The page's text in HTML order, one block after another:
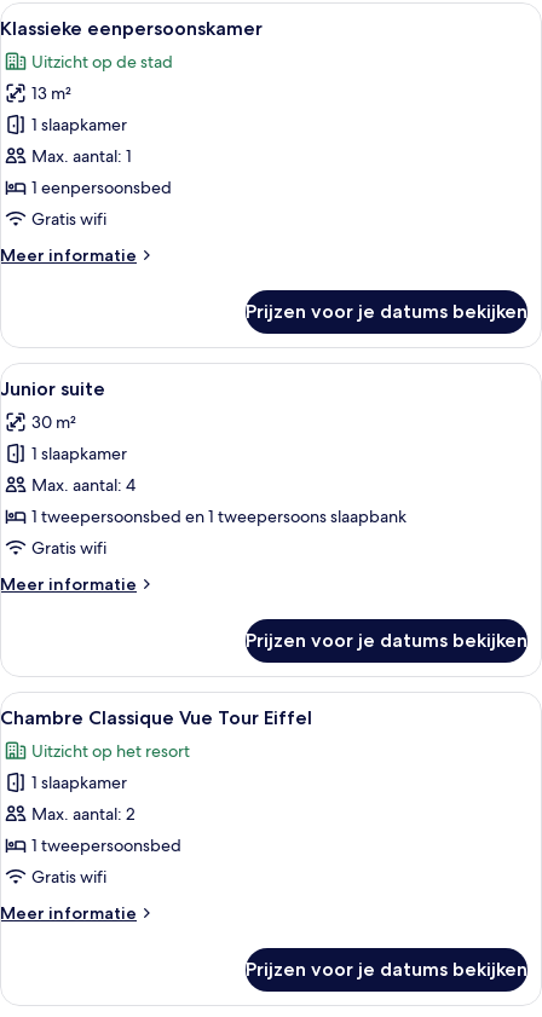
Alle
foto's
voor
Klassieke
eenpersoonskamer
laden
Een hotelkamer met twee bedden,
7
Klassieke eenpersoonskamer
Uitzicht op de stad
13 m²
1 slaapkamer
Max. aantal: 1
1 eenpersoonsbed
Gratis wifi
Meer informatie
Meer
eenpersoonskamer
Prijzen voor je datums bekijken
Alle
foto's
voor
Junior
suite
laden
Een net opgemaakt bed met twee
12
Junior suite
30 m²
1 slaapkamer
Max. aantal: 4
1 tweepersoonsbed en 1 tweepersoons slaapbank
Gratis wifi
Meer informatie
Meer
suite
Prijzen voor je datums bekijken
Alle
foto's
voor
Chambre
Classique
Vue
Tour
laden
Een hotelkamer met een groot bed,
10
Chambre Classique Vue Tour Eiffel
Uitzicht op het resort
1 slaapkamer
Max. aantal: 2
1 tweepersoonsbed
Gratis wifi
Meer informatie
Meer
Classique
Prijzen voor je datums bekijken